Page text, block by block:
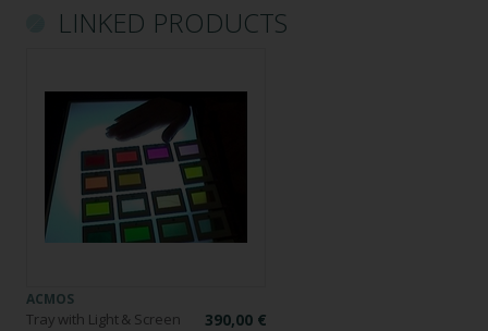
LINKED PRODUCTS
ACMOS
Tray with Light & Screen 390,00 €